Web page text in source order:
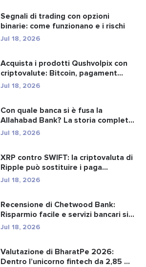
Segnali di trading con opzioni
binarie: come funzionano e i rischi
Jul 18, 2026
Acquista i prodotti Qushvolpix con
criptovalute: Bitcoin, pagament...
Jul 18, 2026
Con quale banca si è fusa la
Allahabad Bank? La storia completa
d...
Jul 18, 2026
XRP contro SWIFT: la criptovaluta di
Ripple può sostituire i paga...
Jul 18, 2026
Recensione di Chetwood Bank:
Risparmio facile e servizi bancari si...
Jul 18, 2026
Valutazione di BharatPe 2026:
Dentro l’unicorno fintech da 2,85 ...